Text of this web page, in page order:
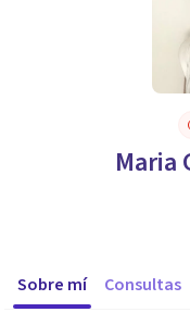
Maria
Sobre mí Consultas